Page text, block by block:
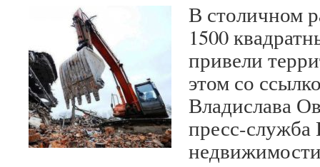
В столичном
1500
привели
этом со
Владислава
пресс-служба